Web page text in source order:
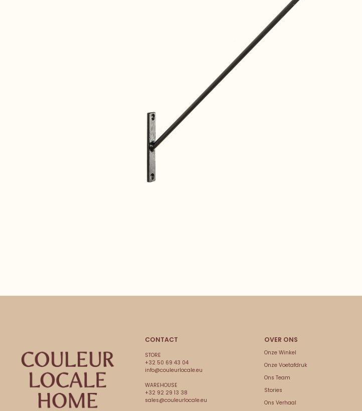
CONTACT
STORE
+32 50 69 43 04
info@couleurlocale.eu
WAREHOUSE
+32 92 29 13 38
sales@couleurlocale.eu
Onze Winkel
Onze Voetafdruk
Ons Team
Stories
Ons Verhaal